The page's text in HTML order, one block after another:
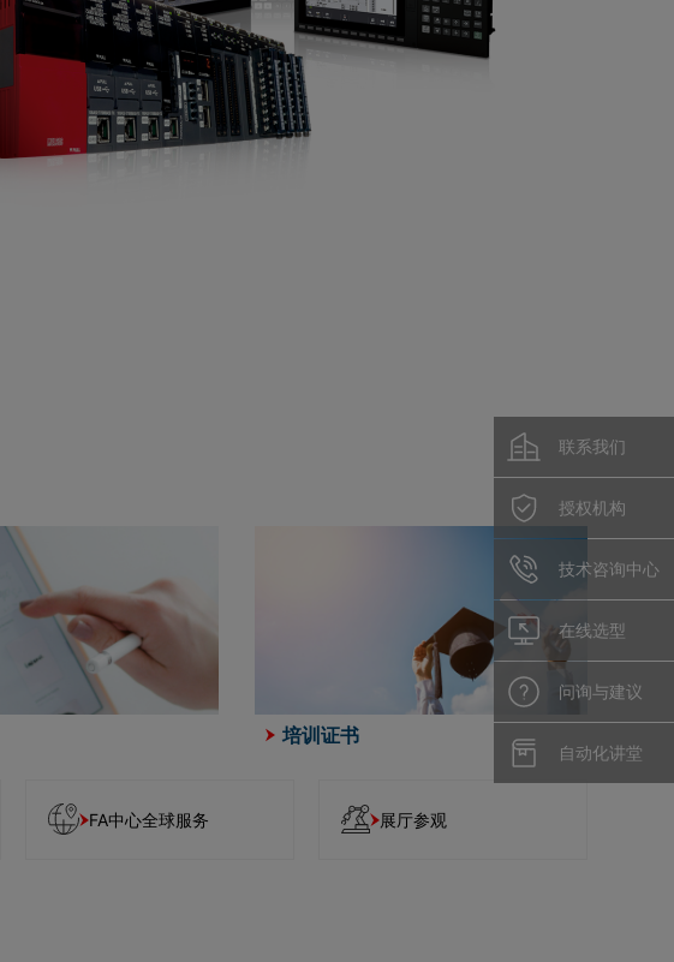
联系我们
授权机构
技术咨询中心
在线选型
问询与建议
自动化讲堂
培训证书
FA中心全球服务 展厅参观